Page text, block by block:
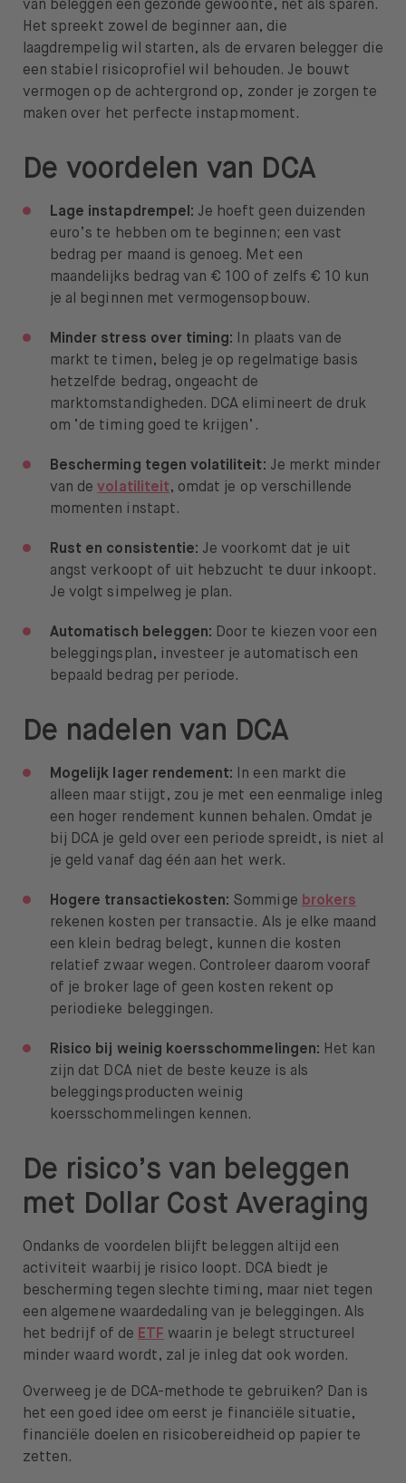
van beleggen een gezonde gewoonte, net als sparen.
Het spreekt zowel de beginner aan, die
laagdrempelig wil starten, als de ervaren belegger die
een stabiel risicoprofiel wil behouden. Je bouwt
vermogen op de achtergrond op, zonder je zorgen te
maken over het perfecte instapmoment.
De voordelen van DCA
Lage instapdrempel: Je hoeft geen duizenden
euro’s te hebben om te beginnen; een vast
bedrag per maand is genoeg. Met een
maandelijks bedrag van € 100 of zelfs € 10 kun
je al beginnen met vermogensopbouw.
Minder stress over timing:
In plaats van de
markt te timen, beleg je op regelmatige basis
hetzelfde bedrag, ongeacht de
marktomstandigheden. DCA elimineert de druk
om ‘de timing goed te krijgen’.
Bescherming tegen volatiliteit: Je merkt minder
van devolatiliteit, omdat je op verschillende
momenten instapt.
Rust en consistentie: Je voorkomt dat je uit
angst verkoopt of uit hebzucht te duur inkoopt.
Je volgt simpelweg je plan.
Automatisch beleggen: Door te kiezen voor een
beleggingsplan, investeer je automatisch een
bepaald bedrag per periode.
De nadelen van DCA
Mogelijk lager rendement:
In een markt die
alleen maar stijgt, zou je met een eenmalige inleg
een hoger rendement kunnen behalen. Omdat je
bij DCA je geld over een periode spreidt, is niet al
je geld vanaf dag één aan het werk.
Hogere transactiekosten: Sommige brokers
rekenen kosten per transactie. Als je elke maand
een klein bedrag belegt, kunnen die kosten
relatief zwaar wegen. Controleer daarom vooraf
of je broker lage of geen kosten rekent op
periodieke beleggingen.
Risico bij weinig koersschommelingen: Het kan
zijn dat DCA niet de beste keuze is als
beleggingsproducten weinig
koersschommelingen kennen.
De risico’s van beleggen
met Dollar Cost Averaging
Ondanks de voordelen blijft beleggen altijd een
activiteit waarbij je risico loopt. DCA biedt je
bescherming tegen slechte timing, maar niet tegen
een algemene waardedaling van je beleggingen. Als
het bedrijf of de ETF waarin je belegt structureel
minder waard wordt, zal je inleg dat ook worden.
Overweeg je de DCA-methode te gebruiken? Dan is
het een goed idee om eerst je financiële situatie,
financiële doelen en risicobereidheid op papier te
zetten.